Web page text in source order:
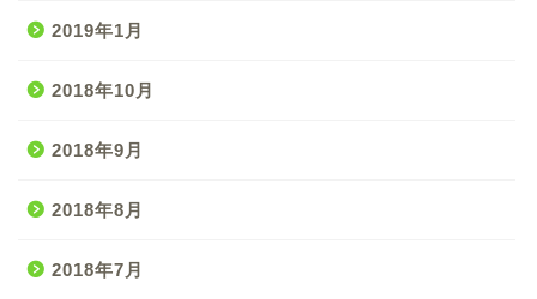
2019年1月
2018年10月
2018年9月
2018年8月
2018年7月